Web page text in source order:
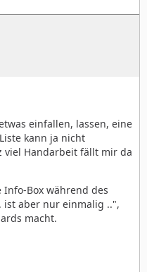
einfallen, lassen, eine
kann ja nicht
viel Handarbeit fällt mir da
Info-Box während des
ist aber nur einmalig ..",
macht.